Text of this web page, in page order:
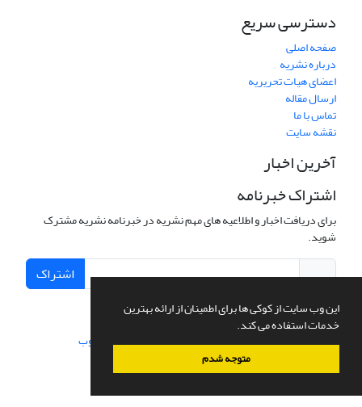
این وب سایت از کوکی ها برای اطمینان از ارائه بهترین
خدمات استفاده می کند.
متوجه شدم
دسترسی سریع
صفحه اصلی
درباره نشریه
اعضای هیات تحریریه
ارسال مقاله
تماس با ما
نقشه سایت
آخرین اخبار
اشتراک خبرنامه
برای دریافت اخبار و اطلاعیه های مهم نشریه در خبرنامه نشریه مشترک
شوید.
اشتراک
سامانه مدیریت نشریات علمی.طراحی و پیاده سازی از سیناوب